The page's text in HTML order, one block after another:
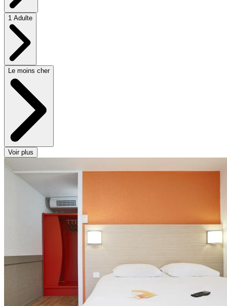
1 Adulte
Le moins cher
Voir plus